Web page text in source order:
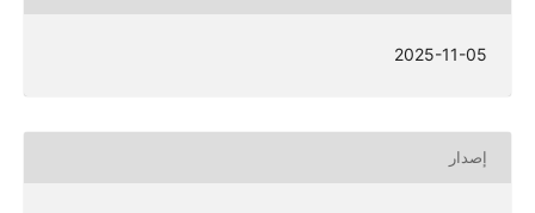
2025-11-05
إصدار